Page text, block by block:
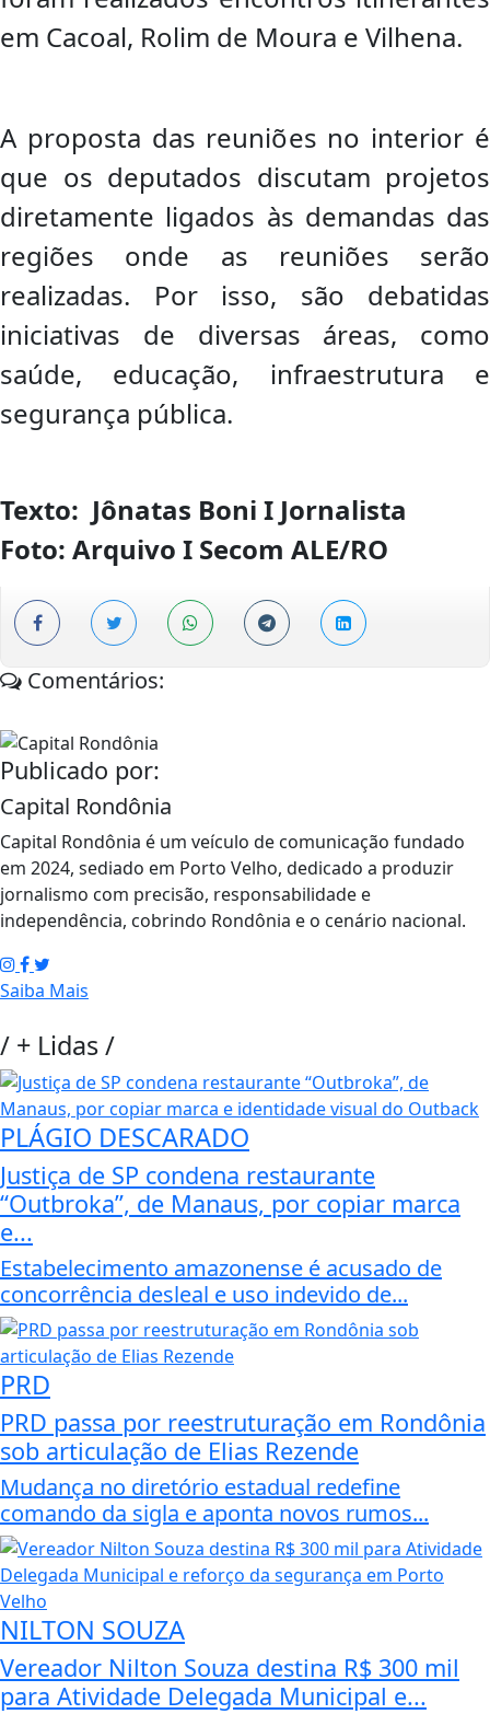
em Cacoal, Rolim de Moura e Vilhena.
A proposta das reuniões no interior é
que os deputados discutam projetos
diretamente ligados às demandas das
regiões onde as reuniões serão
realizadas. Por isso, são debatidas
iniciativas de diversas áreas, como
saúde, educação, infraestrutura e
segurança pública.
Texto: Jônatas Boni I Jornalista
Foto: Arquivo I Secom ALE/RO
Comentários:
Publicado por:
Capital Rondônia
Capital Rondônia é um veículo de comunicação fundado
em 2024, sediado em Porto Velho, dedicado a produzir
jornalismo com precisão, responsabilidade e
independência, cobrindo Rondônia e o cenário nacional.
Saiba Mais
/ + Lidas/
PLÁGIO DESCARADO
Justiça de SP condena restaurante
“Outbroka”, de Manaus, por copiar marca
e...
Estabelecimento amazonense é acusado de
concorrência desleal e uso indevido de...
PRD
PRD passa por reestruturação em Rondônia
sob articulação de Elias Rezende
Mudança no diretório estadual redefine
comando da sigla e aponta novos rumos...
NILTON SOUZA
Vereador Nilton Souza destina R$ 300 mil
para Atividade Delegada Municipal e...